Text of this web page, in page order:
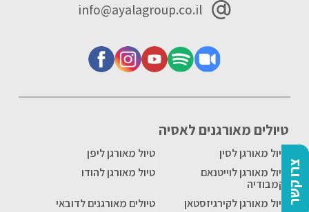
צרו קשר
טיולים מאורגנים לאסיה
טיול מאורגן לסין
טיול מאורגן ליפן
טיול מאורגן לוייטנאם
וקמבודיה
טיול מאורגן להודו
טיול מאורגן לקירגיזסטאן
טיולים מאורגנים לדובאי
info@ayalagroup.co.il